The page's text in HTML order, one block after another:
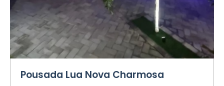
Pousada Lua Nova Charmosa